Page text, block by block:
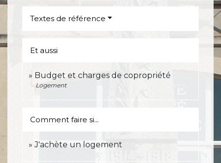
Textes de référence
Et aussi
Budget et charges de copropriété
Logement
Comment faire si...
J'achète un logement